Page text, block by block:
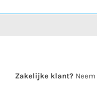
Zakelijke klant?Neem